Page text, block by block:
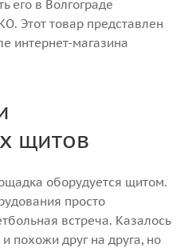
его в Волгограде
Этот товар представлен
интернет-магазина
щитов
оборудуется щитом.
просто
встреча. Казалось
похожи друг на друга, но